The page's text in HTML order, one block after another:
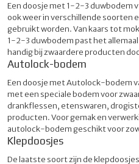
Een doosje met 1-2-3 duwbodem
ook weer in verschillende soorten
gebruikt worden. Van kaars tot
1-2-3 duwbodem past het
handig bij zwaardere producten
Autolock-bodem
Een doosje met Autolock-bodem
met een speciale bodem voor
drankflessen, etenswaren,
producten. Voor gemak en
autolock-bodem geschikt voor
Klepdoosjes
De laatste soort zijn de